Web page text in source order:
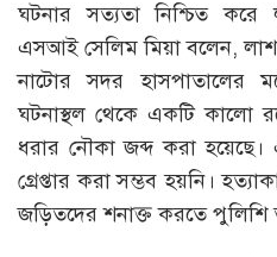
ঘটনার সত্যতা নিশ্চিত করে
এসআই সেলিম মিয়া বলেন, লাশ
নাটোর সদর হাসপাতালের
ঘটনাস্থল থেকে একটি কালো
ধরার নৌকা জব্দ করা
গ্রেপ্তার করা সম্ভব হয়নি।
জড়িতদের শনাক্ত করতে পুলিশি